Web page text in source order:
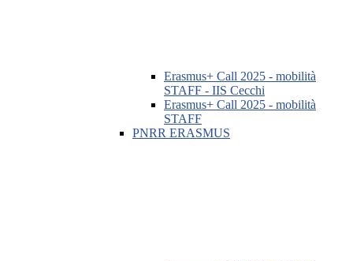
Erasmus+ Call 2025 - mobilità
STAFF - IIS Cecchi
Erasmus+ Call 2025 - mobilità
STAFF
PNRR ERASMUS